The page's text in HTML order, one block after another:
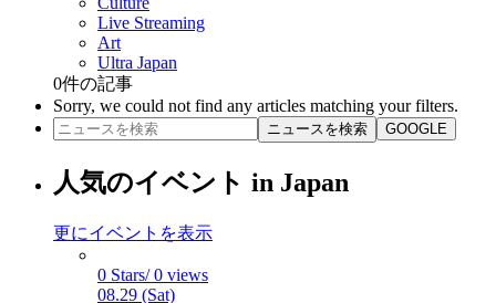
Live Streaming
Art
Ultra Japan
0件の記事
Sorry, we could not find any articles matching your filters.
ニュースを検索 GOOGLE
人気のイベント in Japan
更にイベントを表示
0 Stars/ 0 views
08.29 (Sat)